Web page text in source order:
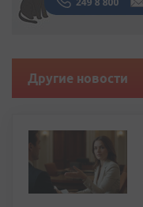
Другие новости